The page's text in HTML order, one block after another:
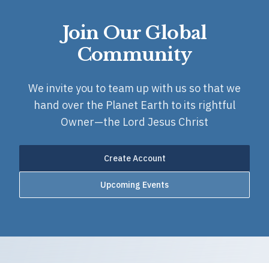
Join Our Global
Community
We invite you to team up with us so that we
hand over the Planet Earth to its rightful
Owner—the Lord Jesus Christ
Create Account
Upcoming Events